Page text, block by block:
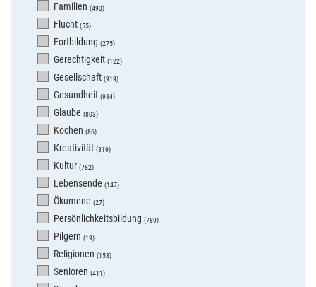
Familien (493)
Flucht (55)
Fortbildung (275)
Gerechtigkeit (122)
Gesellschaft (919)
Gesundheit (934)
Glaube (803)
Kochen (86)
Kreativität (319)
Kultur (782)
Lebensende (147)
Ökumene (27)
Persönlichkeitsbildung (789)
Pilgern (19)
Religionen (158)
Senioren (411)